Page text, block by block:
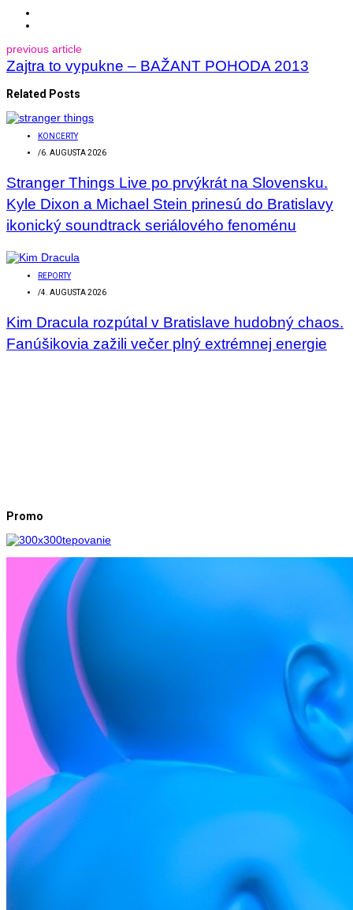
previous article
Zajtra to vypukne – BAŽANT POHODA 2013
Related Posts
KONCERTY
/6. AUGUSTA 2026
Stranger Things Live po prvýkrát na Slovensku.
Kyle Dixon a Michael Stein prinesú do Bratislavy
ikonický soundtrack seriálového fenoménu
REPORTY
/4. AUGUSTA 2026
Kim Dracula rozpútal v Bratislave hudobný chaos.
Fanúšikovia zažili večer plný extrémnej energie
Promo